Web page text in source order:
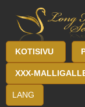
KOTISIVU
XXX-
LANG